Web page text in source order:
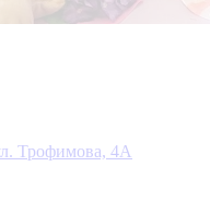
Трофимова, 4А